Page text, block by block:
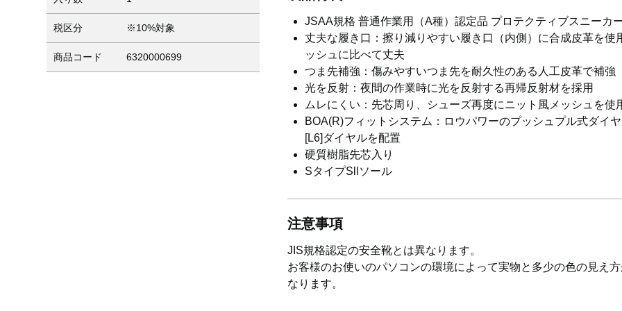
税区分 ※10%対象
商品コード 6320000699
JSAA規格 普通作業用（A種）認定品 プロテクティブスニーカ
丈夫な履き口：擦り減りやすい履き口（内側）に合成皮革を使
ッシュに比べて丈夫
つま先補強：傷みやすいつま先を耐久性のある人工皮革で補強
光を反射：夜間の作業時に光を反射する再帰反射材を採用
ムレにくい：先芯周り、シューズ再度にニット風メッシュを使
BOA(R)フィットシステム：ロウパワーのプッシュプル式ダイ
[L6]ダイヤルを配置
硬質樹脂先芯入り
SタイプSllソール
注意事項
JIS規格認定の安全靴とは異なります。
お客様のお使いのパソコンの環境によって実物と多少の色の見え
なります。